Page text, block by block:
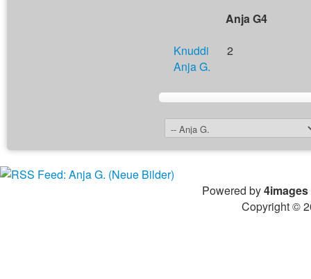
Anja G4
Knuddi
2
Anja G.
Powered by4images
Copyright ©